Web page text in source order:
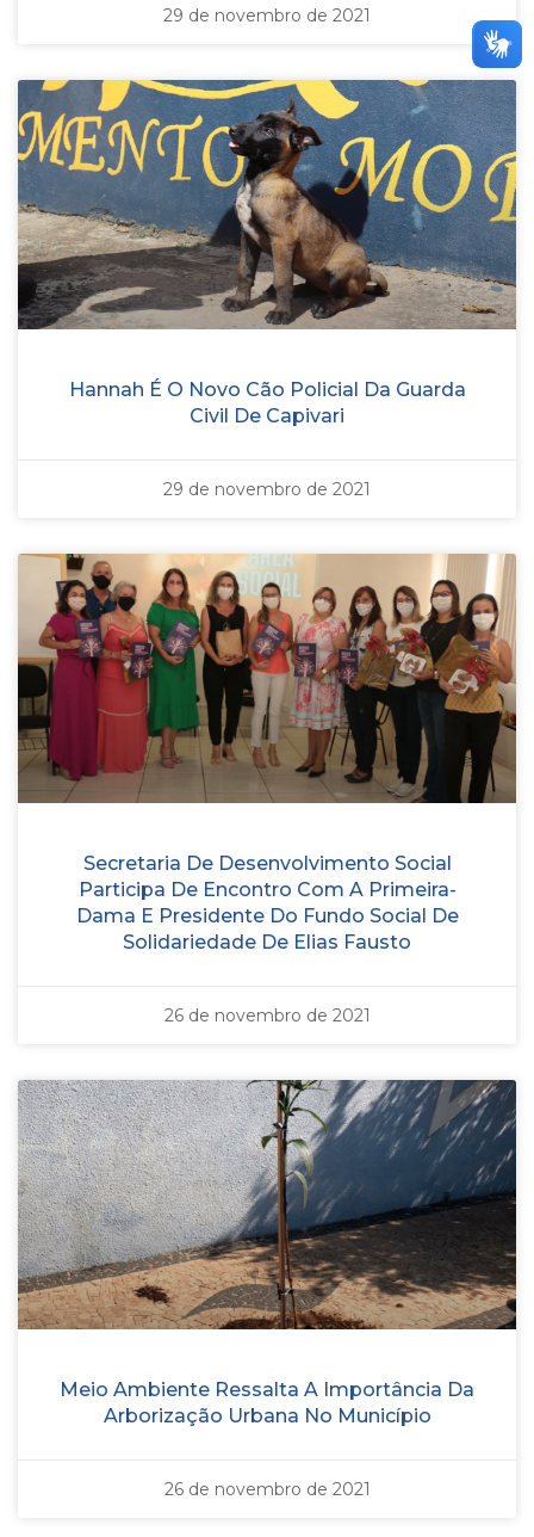
29 de novembro de 2021
Hannah É O Novo Cão Policial Da Guarda
Civil De Capivari
29 de novembro de 2021
Secretaria De Desenvolvimento Social
Participa De Encontro Com A Primeira-
Dama E Presidente Do Fundo Social De
Solidariedade De Elias Fausto
26 de novembro de 2021
Meio Ambiente Ressalta A Importância Da
Arborização Urbana No Município
26 de novembro de 2021